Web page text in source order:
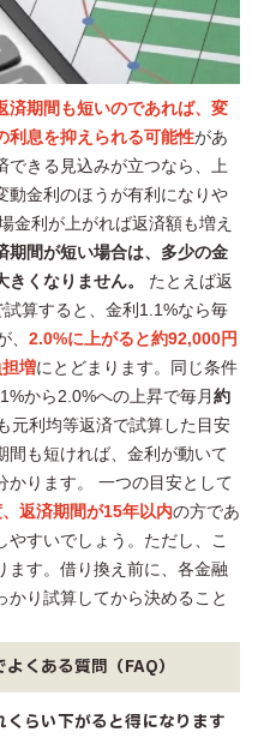
済期間も短いのであれば、変
利息を抑えられる可能性があ
できる見込みが立つなら、上
動金利のほうが有利になりや
金利が上がれば返済額も増え
期間が短い場合は、多少の金
くなりません。
たとえば返
算すると、金利1.1%なら毎
、 2.0%に上がると約92,000円
増にとどまります。同じ条件
から2.0%への上昇で毎月 約
元利均等返済で試算した目安
間も短ければ、金利が動いて
かります。 一つの目安として
返済期間が15年以内の方であ
すいでしょう。ただし、こ
ます。借り換え前に、各金融
り試算してから決めること
くある質問（FAQ）
らい下がると得になります